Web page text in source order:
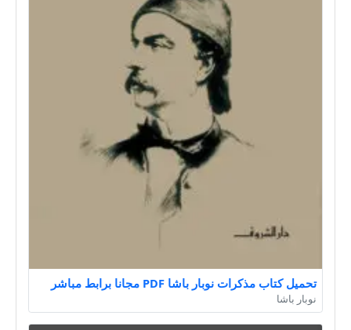
تحميل كتاب مذكرات نوبار باشا PDF مجانا برابط مباشر
نوبار باشا